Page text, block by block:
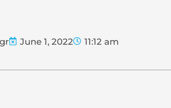
June 1, 2022 11:12 am